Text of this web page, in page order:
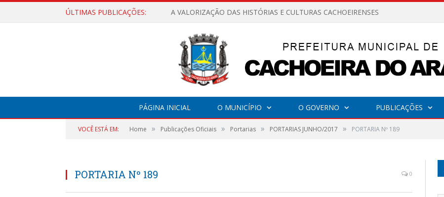
ÚLTIMAS PUBLICAÇÕES: A VALORIZAÇÃO DAS HISTÓRIAS E CULTURAS CACHOEIRENSES
PÁGINA INICIAL O MUNICÍPIO O GOVERNO PUBLICAÇÕES
VOCÊ ESTÁ EM: Home » Publicações Oficiais » Portarias » PORTARIAS JUNHO/2017 » PORTARIA Nº 189
PORTARIA Nº 189 0